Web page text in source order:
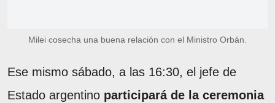
Milei cosecha una buena relación con el Ministro Orbán.
Ese mismo sábado, a las 16:30, el jefe de
Estado argentino participará de la ceremonia